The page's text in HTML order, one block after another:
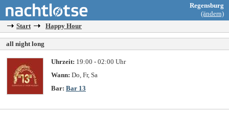
Regensburg
(ändern)
Start
Happy Hour
all night long
Uhrzeit: 19:00 - 02:00 Uhr
Wann: Do, Fr, Sa
Bar: Bar 13